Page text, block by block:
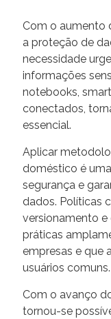
Com o aumento
a proteção de
necessidade
informações
notebooks,
conectados,
essencial.
Aplicar
doméstico é
segurança e
dados. Políticas
versionamento
práticas
empresas e que
usuários comuns.
Com o avanço
tornou-se